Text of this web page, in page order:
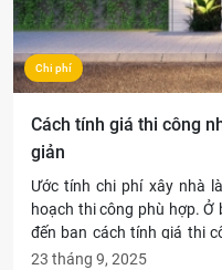
Chi phí
Cách tính giá thi công
giản
Ước tính chi phí xây nhà
hoạch thi công phù hợp. Ở
đến bạn cách tính giá thi
dựng cực đơn giản và dễ
23 tháng 9, 2025